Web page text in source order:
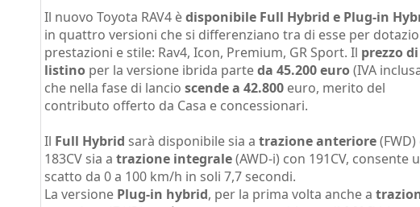
Il nuovo Toyota RAV4 èdisponibile Full Hybrid e Plug-in
in quattro versioni che si differenziano tra di esse per
prestazioni e stile: Rav4, Icon, Premium, GR Sport. Il prezzo di
listino per la versione ibrida parteda 45.200 euro(IVA
che nella fase di lancio scende a 42.800 euro, merito del
contributo offerto da Casa e concessionari.
Il Full Hybrid sarà disponibile sia a trazione anteriore
183CV sia a trazione integrale(AWD-i) con 191CV, consente
scatto da 0 a 100 km/h in soli 7,7 secondi.
La versione Plug-in hybrid, per la prima volta anche a